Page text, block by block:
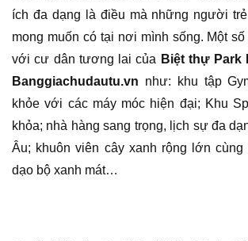
ích đa dạng là điều mà những người
mong muốn có tại nơi mình sống. Một
với cư dân tương lai của Biệt thự Park
Banggiachudautu.vn như: khu tập
khỏe với các máy móc hiện đại; Khu
khỏa; nhà hàng sang trọng, lịch sự đa
Âu; khuôn viên cây xanh rộng lớn
dạo bộ xanh mát…